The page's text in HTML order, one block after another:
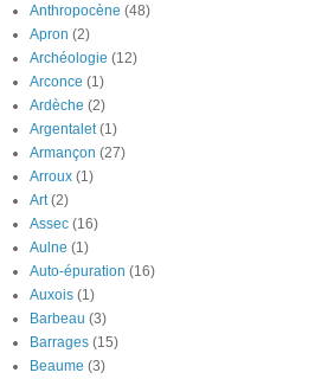
Anthropocène (48)
Apron (2)
Archéologie (12)
Arconce (1)
Ardèche (2)
Argentalet (1)
Armançon (27)
Arroux (1)
Art (2)
Assec (16)
Aulne (1)
Auto-épuration (16)
Auxois (1)
Barbeau (3)
Barrages (15)
Beaume (3)